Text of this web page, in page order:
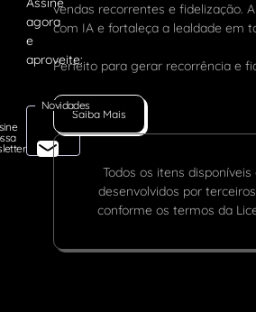
Novidades
vendas recorrentes e fidelização.
com IA e fortaleça a lealdade em
Perfeito para gerar recorrência e
Saiba Mais
Todos os itens
desenvolvidos por
conforme os termos da